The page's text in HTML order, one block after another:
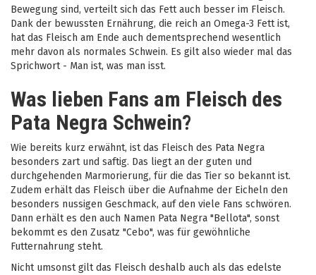
Bewegung sind, verteilt sich das Fett auch besser im Fleisch.
Dank der bewussten Ernährung, die reich an Omega-3 Fett ist,
hat das Fleisch am Ende auch dementsprechend wesentlich
mehr davon als normales Schwein. Es gilt also wieder mal das
Sprichwort - Man ist, was man isst.
Was lieben Fans am Fleisch des
Pata Negra Schwein?
Wie bereits kurz erwähnt, ist das Fleisch des Pata Negra
besonders zart und saftig. Das liegt an der guten und
durchgehenden Marmorierung, für die das Tier so bekannt ist.
Zudem erhält das Fleisch über die Aufnahme der Eicheln den
besonders nussigen Geschmack, auf den viele Fans schwören.
Dann erhält es den auch Namen Pata Negra "Bellota", sonst
bekommt es den Zusatz "Cebo", was für gewöhnliche
Futternahrung steht.
Nicht umsonst gilt das Fleisch deshalb auch als das edelste